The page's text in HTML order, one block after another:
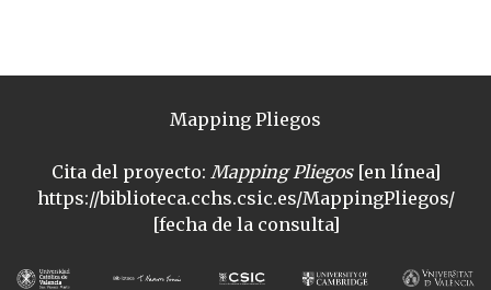
Mapping Pliegos
Cita del proyecto: Mapping Pliegos[en línea]
https://biblioteca.cchs.csic.es/MappingPliegos/
[fecha de la consulta]